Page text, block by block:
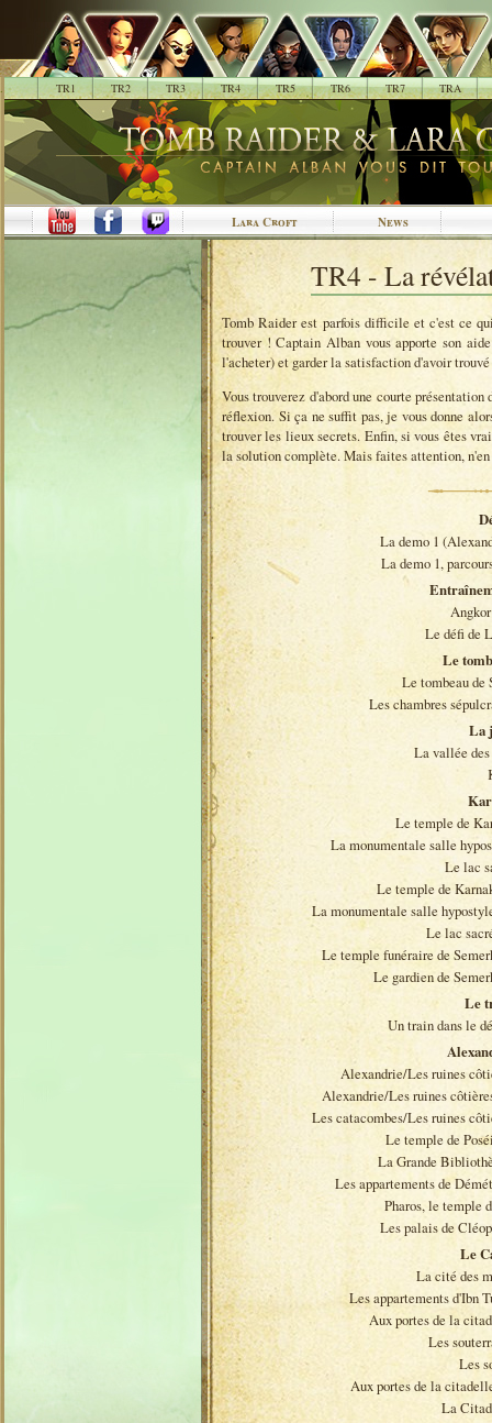
. TR1 TR2 TR3 TR4 TR5 TR6 TR7 TRA
Lara Croft News
TR4 - La
Tomb Raider est parfois difficile et c'est ce
trouver ! Captain Alban vous apporte son
l'acheter) et garder la satisfaction d'avoir
Vous trouverez d'abord une courte
réflexion. Si ça ne suffit pas, je vous donne
trouver les lieux secrets. Enfin, si vous êtes
la solution complète. Mais faites attention,
La demo 1
La demo 1,
Le défi de
Le
Le tombeau de
Les chambres
La
La vallée
Le temple de
La monumentale salle
Le lac
Le temple de
La monumentale salle
Le lac
Le temple funéraire de
Le gardien de
Le
Un train dans le
Alexandrie/Les ruines
Alexandrie/Les ruines
Les catacombes/Les ruines
Le temple de
La Grande
Les appartements de
Pharos, le temple
Les palais de
Le
La cité des
Les appartements d'Ibn
Aux portes de la
Les
Les
Aux portes de la
La